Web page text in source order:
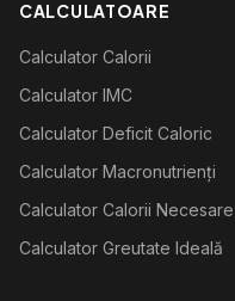
CALCULATOARE
Calculator Calorii
Calculator IMC
Calculator Deficit Caloric
Calculator Macronutrienți
Calculator Calorii Necesare
Calculator Greutate Ideală